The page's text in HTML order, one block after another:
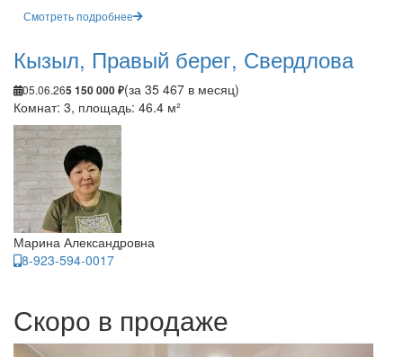
Смотреть подробнее
Кызыл, Правый берег, Свердлова
05.06.265 150 000 ₽(за 35 467 в месяц)
Комнат: 3, площадь: 46.4 м²
Марина Александровна
8-923-594-0017
Скоро в продаже